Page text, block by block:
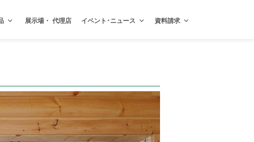
展示場・ 代理店 イベント･ニュース 資料請求